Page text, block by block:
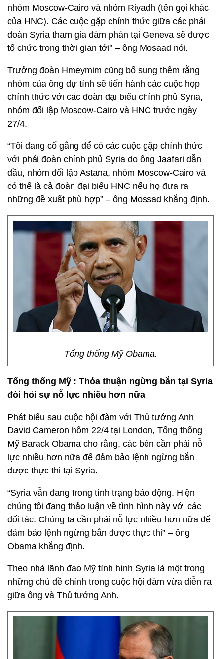
nhóm Moscow-Cairo và nhóm Riyadh (tên gọi khác
của HNC). Các cuộc gặp chính thức giữa các phái
đoàn Syria tham gia đàm phán tại Geneva sẽ được
tổ chức trong thời gian tới” – ông Mosaad nói.
Trưởng đoàn Hmeymim cũng bổ sung thêm rằng
nhóm của ông dự tính sẽ tiến hành các cuộc họp
chính thức với các đoàn đại biểu chính phủ Syria,
nhóm đối lập Moscow-Cairo và HNC trước ngày
27/4.
“Tôi đang cố gắng để có các cuộc gặp chính thức
với phái đoàn chính phủ Syria do ông Jaafari dẫn
đầu, nhóm đối lập Astana, nhóm Moscow-Cairo và
có thể là cả đoàn đại biểu HNC nếu họ đưa ra
những đề xuất phù hợp” – ông Mossad khẳng định.
Tổng thống Mỹ Obama.
Tổng thống Mỹ : Thỏa thuận ngừng bắn tại Syria
đòi hỏi sự nỗ lực nhiều hơn nữa
Phát biểu sau cuộc hội đàm với Thủ tướng Anh
David Cameron hôm 22/4 tại London, Tổng thống
Mỹ Barack Obama cho rằng, các bên cần phải nỗ
lực nhiều hơn nữa để đảm bảo lệnh ngừng bắn
được thực thi tại Syria.
“Syria vẫn đang trong tình trạng báo động. Hiện
chúng tôi đang thảo luận về tình hình này với các
đối tác. Chúng ta cần phải nỗ lực nhiều hơn nữa để
đảm bảo lệnh ngừng bắn được thực thi” – ông
Obama khẳng định.
Theo nhà lãnh đạo Mỹ tình hình Syria là một trong
những chủ đề chính trong cuộc hội đàm vừa diễn ra
giữa ông và Thủ tướng Anh.